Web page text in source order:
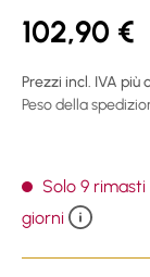
102,90 €
Prezzi incl. IVA più
Peso della
Solo 9
giorni